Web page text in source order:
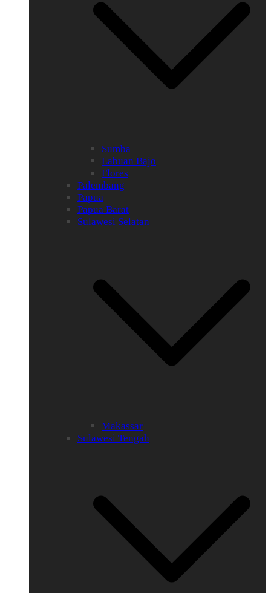
Sumba
Labuan Bajo
Flores
Palembang
Papua
Papua Barat
Sulawesi Selatan
Makassar
Sulawesi Tengah